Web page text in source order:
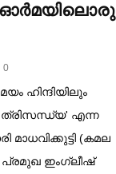
0
ഹിന്ദിയിലും
'ത്രിസന്ധ്യ' എന്ന
മാധവിക്കുട്ടി (കമല
ഇംഗ്ലീഷ്